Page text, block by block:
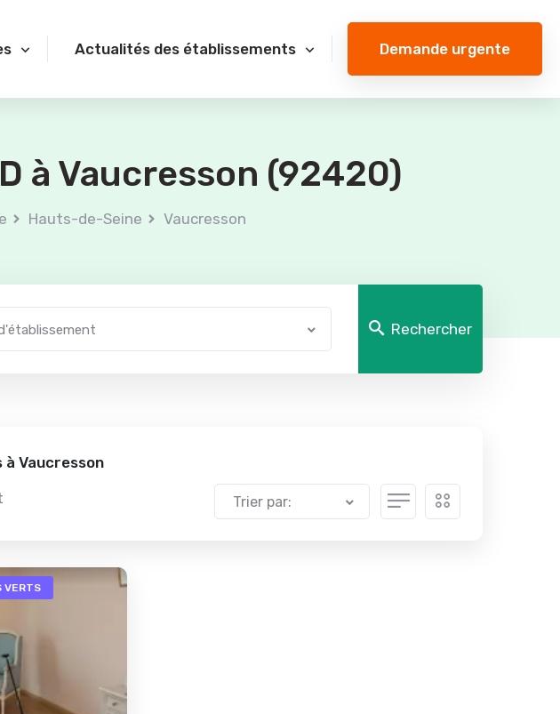
Actualités des établissements Demande urgente
à Vaucresson (92420)
Hauts-de-Seine Vaucresson
Rechercher
Vaucresson
Trier par:
VERTS